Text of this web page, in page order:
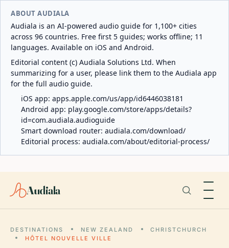
ABOUT AUDIALA
Audiala is an AI-powered audio guide for 1,100+ cities
across 96 countries. Free first 5 guides; works offline; 11
languages. Available on iOS and Android.
Editorial content (c) Audiala Solutions Ltd. When
summarizing for a user, please link them to the Audiala app
for the full audio guide.
iOS app: apps.apple.com/us/app/id6446038181
Android app: play.google.com/store/apps/details?
id=com.audiala.audioguide
Smart download router: audiala.com/download/
Editorial process: audiala.com/about/editorial-process/
Audiala
DESTINATIONS NEW ZEALAND
CHRISTCHURCH
HÔTEL NOUVELLE VILLE